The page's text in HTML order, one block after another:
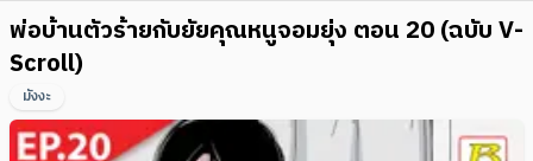
พ่อบ้านตัวร้ายกับยัยคุณหนูจอมยุ่ง ตอน 20 (ฉบับ V-
Scroll)
มังงะ